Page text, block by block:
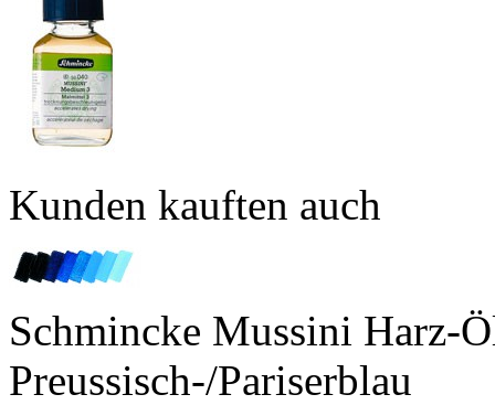
Kunden kauften auch
Schmincke Mussini Harz-
Preussisch-/Pariserblau